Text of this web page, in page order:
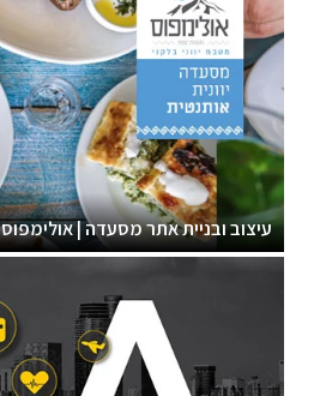
עיצוב ובניית אתר מסעדה | אולימפוס